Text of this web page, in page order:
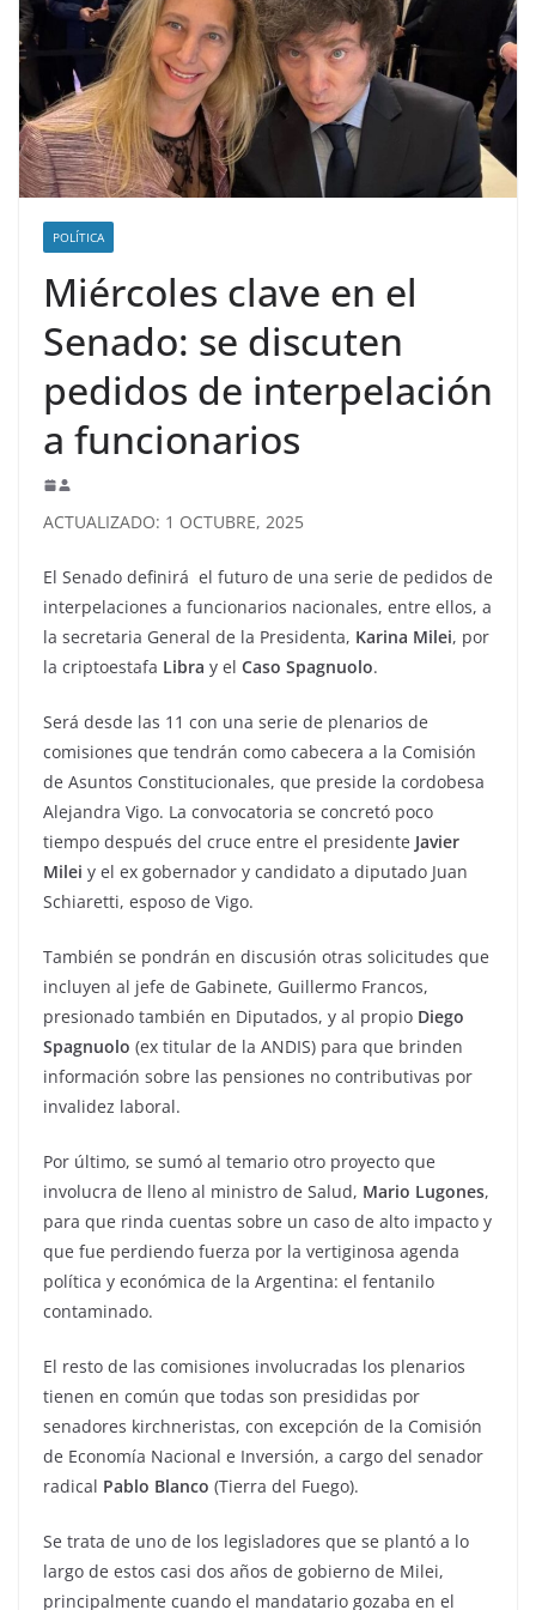
POLÍTICA
Miércoles clave en el
Senado: se discuten
pedidos de interpelación
a funcionarios
ACTUALIZADO: 1 OCTUBRE, 2025
El Senado definirá el futuro de una serie de pedidos de
interpelaciones a funcionarios nacionales, entre ellos, a
la secretaria General de la Presidenta, Karina Milei, por
la criptoestafa Libra y el Caso Spagnuolo.
Será desde las 11 con una serie de plenarios de
comisiones que tendrán como cabecera a la Comisión
de Asuntos Constitucionales, que preside la cordobesa
Alejandra Vigo. La convocatoria se concretó poco
tiempo después del cruce entre el presidente Javier
Milei y el ex gobernador y candidato a diputado Juan
Schiaretti, esposo de Vigo.
También se pondrán en discusión otras solicitudes que
incluyen al jefe de Gabinete, Guillermo Francos,
presionado también en Diputados, y al propio Diego
Spagnuolo (ex titular de la ANDIS) para que brinden
información sobre las pensiones no contributivas por
invalidez laboral.
Por último, se sumó al temario otro proyecto que
involucra de lleno al ministro de Salud, Mario Lugones,
para que rinda cuentas sobre un caso de alto impacto y
que fue perdiendo fuerza por la vertiginosa agenda
política y económica de la Argentina: el fentanilo
contaminado.
El resto de las comisiones involucradas los plenarios
tienen en común que todas son presididas por
senadores kirchneristas, con excepción de la Comisión
de Economía Nacional e Inversión, a cargo del senador
radical Pablo Blanco (Tierra del Fuego).
Se trata de uno de los legisladores que se plantó a lo
largo de estos casi dos años de gobierno de Milei,
principalmente cuando el mandatario gozaba en el